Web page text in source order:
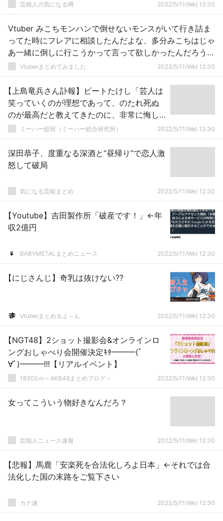
芸能人の気になる噂 2022/5/11(We) 12:30
Vtuber みこちモンハンで倒せないモンスがいて行き詰ま
ってた時にフレアに相談したんだよな、多分みこちはじゃ
あ一緒に倒しに行こうかって言って欲しかったんだろうけ
ど、倒せるモンス狩って装備整えた方がいいって正論言い
Vtuberまとめてみました 2022/5/11(We) 12:30
【上島竜兵さん訃報】ビートたけし「芸人は
笑っていくのが理想であって、のたれ死ぬ
のが最高だと教えてきたのに、非常に悔し
くて悲しい」←これ・・・・
ミーハー総研（ミーハー総合研究所） 2022/5/11(We) 12:30
深田恭子、度重なる深酒と“昼帰り”で恋人激
怒して破局
気になる芸能まとめ 2022/5/11(We) 12:30
【Youtube】吉田製作所「破産です！」←年
収2億円
BABYMETALまとめニュース 2022/5/11(We) 12:30
【にじさんじ】奇乳は抜けない??
Vtuberまとめるよ～ん 2022/5/11(We) 12:30
【NGT48】2ショット撮影会&オンラインロ
ングおしゃべり会開催決定ｷﾀ━━━(ﾟ
∀ﾟ)━━━!!!【リアルイベント】
18300ｍ～AKB48まとめブログ～ 2022/5/11(We) 12:30
女ってこういう物好きなんだろ？
芸能人ニュース速報 2022/5/11(We) 12:30
【悲報】馬鹿「安楽死を合法化しろよ日本」←それでは合
法化した国の末路をご覧下さい
カナ速 2022/5/11(We) 12:30